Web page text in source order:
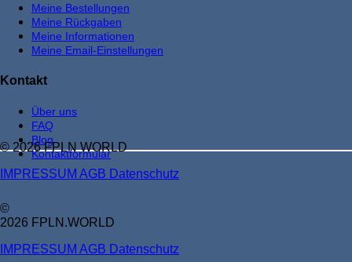
Meine Bestellungen
Meine Rückgaben
Meine Informationen
Meine Email-Einstellungen
Kontakt
Über uns
FAQ
Blog
Kontaktformular
© 2026 FPLN WORLD
IMPRESSUM AGB Datenschutz
©
2026 FPLN.WORLD
IMPRESSUM AGB Datenschutz